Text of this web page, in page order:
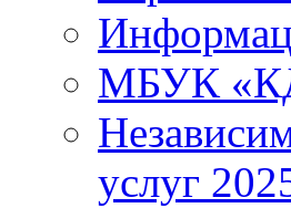
МБУК
услуг